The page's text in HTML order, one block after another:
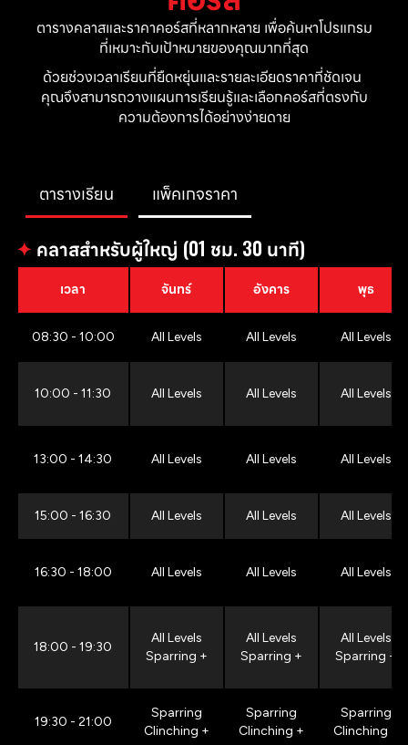
ตารางคลาสและราคาคอร์สที่หลากหลาย เพื่อค้นหาโปรแกรม
ที่เหมาะกับเป้าหมายของคุณมากที่สุด
ด้วยช่วงเวลาเรียนที่ยืดหยุ่นและรายละเอียดราคาที่ชัดเจน
คุณจึงสามารถวางแผนการเรียนรู้และเลือกคอร์สที่ตรงกับ
ความต้องการได้อย่างง่ายดาย
ตารางเรียน แพ็คเกจราคา
✦ คลาสสำหรับผู้ใหญ่ (01 ชม. 30 นาที)
เวลา จันทร์ อังคาร พุธ
08:30 - 10:00 All Levels All Levels All Levels
10:00 - 11:30 All Levels All Levels All Levels
13:00 - 14:30 All Levels All Levels All Levels
15:00 - 16:30 All Levels All Levels All Levels
16:30 - 18:00 All Levels All Levels All Levels
18:00 - 19:30
All Levels
Sparring +
All Levels
Sparring +
All Levels
Sparring +
19:30 - 21:00
Sparring
Clinching +
Sparring
Clinching +
Sparring
Clinching +